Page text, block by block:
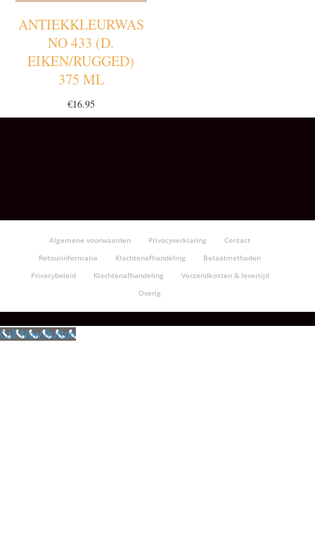
ANTIEKKLEURWAS
NO 433 (D.
EIKEN/RUGGED)
375 ML
€16.95
Algemene voorwaarden Privacyverklaring
Contact
Retourinformatie
Klachtenafhandeling
Betaalmethoden
Privacybeleid
Klachtenafhandeling
Verzendkosten & levertijd
Overig
Call Now Button